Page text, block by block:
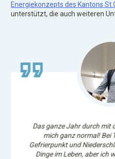
Energiekonzepts des Kantons
unterstützt, die auch weiteren
Das ganze Jahr durch mit
mich ganz normal! Bei
Gefrierpunkt und
Dinge im Leben, aber ich